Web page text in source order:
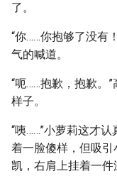
了。
“你……你抱够了没有
气的喊道。
“呃……抱歉，抱歉。
样子。
“咦……”小萝莉这才
着一脸傻样，但吸
凯，右肩上挂着一